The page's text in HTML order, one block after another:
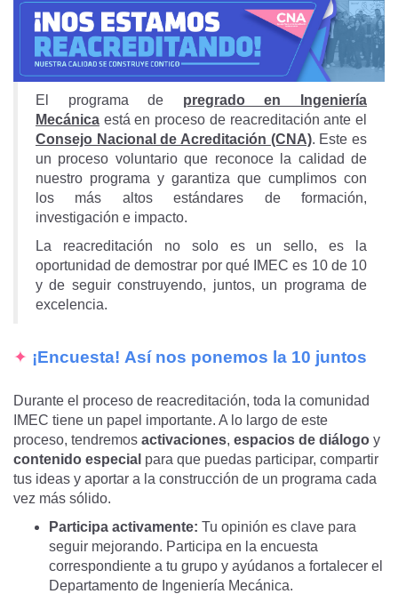
El programa de pregrado en Ingeniería
Mecánica está en proceso de reacreditación ante el
Consejo Nacional de Acreditación (CNA). Este es
un proceso voluntario que reconoce la calidad de
nuestro programa y garantiza que cumplimos con
los más altos estándares de formación,
investigación e impacto.
La reacreditación no solo es un sello, es la
oportunidad de demostrar por qué IMEC es 10 de 10
y de seguir construyendo, juntos, un programa de
excelencia.
✦ ¡Encuesta! Así nos ponemos la 10 juntos
Durante el proceso de reacreditación, toda la comunidad
IMEC tiene un papel importante. A lo largo de este
proceso, tendremos activaciones, espacios de diálogo y
contenido especial para que puedas participar, compartir
tus ideas y aportar a la construcción de un programa cada
vez más sólido.
Participa activamente: Tu opinión es clave para
seguir mejorando. Participa en la encuesta
correspondiente a tu grupo y ayúdanos a fortalecer el
Departamento de Ingeniería Mecánica.